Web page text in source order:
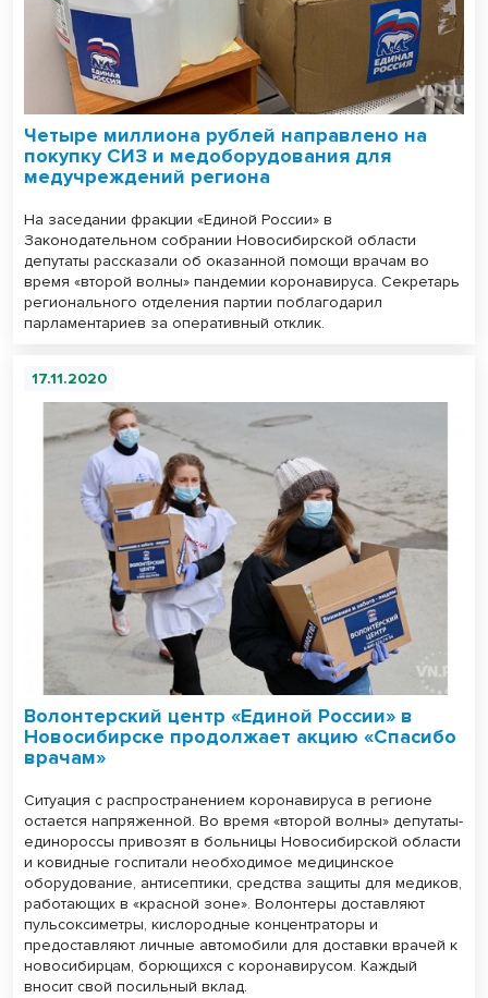
Четыре миллиона рублей направлено на
покупку СИЗ и медоборудования для
медучреждений региона
На заседании фракции «Единой России» в
Законодательном собрании Новосибирской области
депутаты рассказали об оказанной помощи врачам во
время «второй волны» пандемии коронавируса. Секретарь
регионального отделения партии поблагодарил
парламентариев за оперативный отклик.
17.11.2020
Волонтерский центр «Единой России» в
Новосибирске продолжает акцию «Спасибо
врачам»
Ситуация с распространением коронавируса в регионе
остается напряженной. Во время «второй волны» депутаты-
единороссы привозят в больницы Новосибирской области
и ковидные госпитали необходимое медицинское
оборудование, антисептики, средства защиты для медиков,
работающих в «красной зоне». Волонтеры доставляют
пульсоксиметры, кислородные концентраторы и
предоставляют личные автомобили для доставки врачей к
новосибирцам, борющихся с коронавирусом. Каждый
вносит свой посильный вклад.